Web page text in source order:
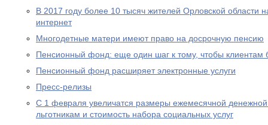
В 2017 году более 10 тысяч жителей Орловской области
интернет
Многодетные матери имеют право на досрочную пенсию
Пенсионный фонд: еще один шаг к тому, чтобы клиентам
Пенсионный фонд расширяет электронные услуги
Пресс-релизы
С 1 февраля увеличатся размеры ежемесячной
льготникам и стоимость набора социальных услуг